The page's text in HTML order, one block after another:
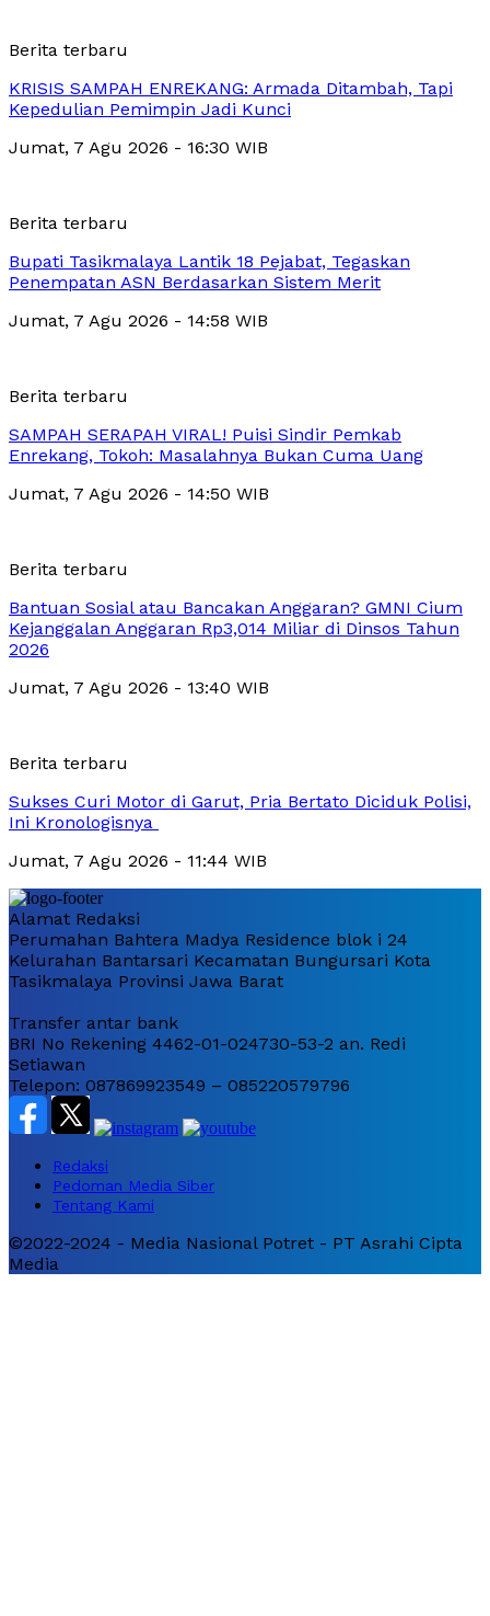
Berita terbaru
KRISIS SAMPAH ENREKANG: Armada Ditambah, Tapi
Kepedulian Pemimpin Jadi Kunci
Jumat, 7 Agu 2026 - 16:30 WIB
Berita terbaru
Bupati Tasikmalaya Lantik 18 Pejabat, Tegaskan
Penempatan ASN Berdasarkan Sistem Merit
Jumat, 7 Agu 2026 - 14:58 WIB
Berita terbaru
SAMPAH SERAPAH VIRAL! Puisi Sindir Pemkab
Enrekang, Tokoh: Masalahnya Bukan Cuma Uang
Jumat, 7 Agu 2026 - 14:50 WIB
Berita terbaru
Bantuan Sosial atau Bancakan Anggaran? GMNI Cium
Kejanggalan Anggaran Rp3,014 Miliar di Dinsos Tahun
2026
Jumat, 7 Agu 2026 - 13:40 WIB
Berita terbaru
Sukses Curi Motor di Garut, Pria Bertato Diciduk Polisi,
Ini Kronologisnya
Jumat, 7 Agu 2026 - 11:44 WIB
Alamat Redaksi
Perumahan Bahtera Madya Residence blok i 24
Kelurahan Bantarsari Kecamatan Bungursari Kota
Tasikmalaya Provinsi Jawa Barat
Transfer antar bank
BRI No Rekening 4462-01-024730-53-2 an. Redi
Setiawan
Telepon: 087869923549 – 085220579796
Redaksi
Pedoman Media Siber
Tentang Kami
©2022-2024 - Media Nasional Potret - PT Asrahi Cipta
Media